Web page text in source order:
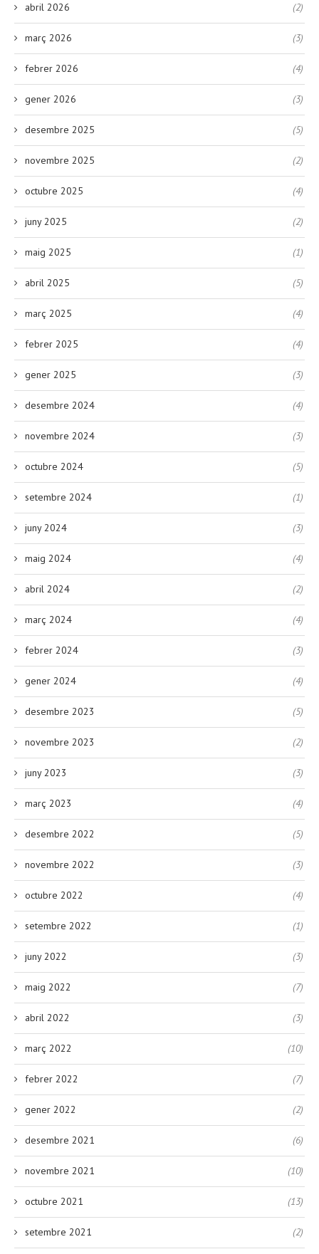
abril 2026 (2)
març 2026 (3)
febrer 2026 (4)
gener 2026 (3)
desembre 2025 (5)
novembre 2025 (2)
octubre 2025 (4)
juny 2025 (2)
maig 2025 (1)
abril 2025 (5)
març 2025 (4)
febrer 2025 (4)
gener 2025 (3)
desembre 2024 (4)
novembre 2024 (3)
octubre 2024 (5)
setembre 2024 (1)
juny 2024 (3)
maig 2024 (4)
abril 2024 (2)
març 2024 (4)
febrer 2024 (3)
gener 2024 (4)
desembre 2023 (5)
novembre 2023 (2)
juny 2023 (3)
març 2023 (4)
desembre 2022 (5)
novembre 2022 (3)
octubre 2022 (4)
setembre 2022 (1)
juny 2022 (3)
maig 2022 (7)
abril 2022 (3)
març 2022 (10)
febrer 2022 (7)
gener 2022 (2)
desembre 2021 (6)
novembre 2021 (10)
octubre 2021 (13)
setembre 2021 (2)